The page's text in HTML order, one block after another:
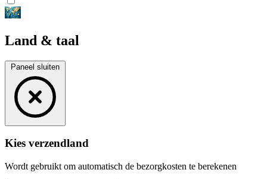
Land & taal
Paneel sluiten
Kies verzendland
Wordt gebruikt om automatisch de bezorgkosten te berekenen